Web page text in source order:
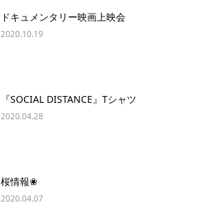
ドキュメンタリー映画上映会
2020.10.19
『SOCIAL DISTANCE』Tシャツ
2020.04.28
桜情報❀
2020.04.07